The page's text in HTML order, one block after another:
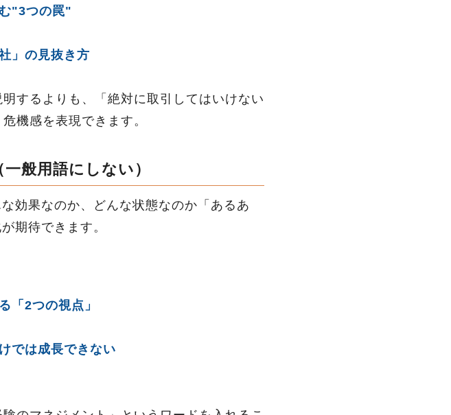
"3つの罠"
」の見抜き方
するよりも、「絶対に取引してはいけない
機感を表現できます。
般用語にしない）
効果なのか、どんな状態なのか「あるあ
期待できます。
「2つの視点」
では成長できない